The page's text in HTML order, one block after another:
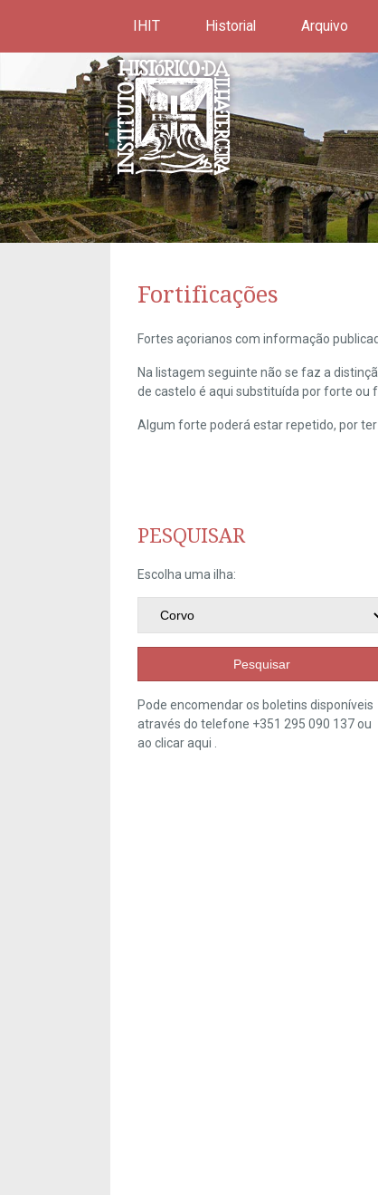
IHIT Historial Arquivo
Fortificações
Fortes açorianos com informação
Na listagem seguinte não se faz a
de castelo é aqui substituída por forte ou
Algum forte poderá estar repetido, por
PESQUISAR
Escolha uma ilha:
Pesquisar
Pode encomendar os boletins disponíveis
através do telefone +351 295 090 137 ou
ao clicaraqui